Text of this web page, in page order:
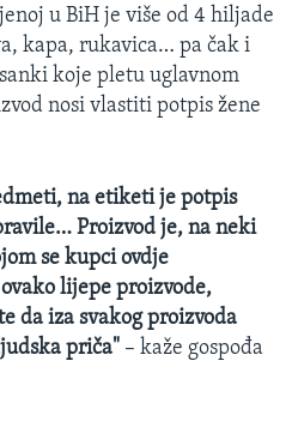
u BiH je više od 4 hiljade
kapa, rukavica… pa čak i
koje pletu uglavnom
nosi vlastiti potpis žene
na etiketi je potpis
Proizvod je, na neki
se kupci ovdje
lijepe proizvode,
da iza svakog proizvoda
priča" – kaže gospođa